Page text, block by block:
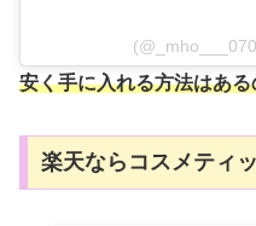
安く手に入れる方法はあ
楽天ならコスメティ